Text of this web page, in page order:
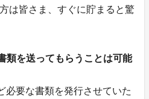
は皆さま、すぐに貯まると驚
類を送ってもらうことは可能
必要な書類を発行させていた